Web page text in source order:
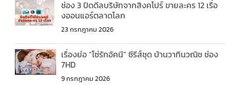
ช่อง 3 ปิดดีลบริษัทจากสิงคโปร์ ขายละคร 12 เรื่อ
งออนแอร์ตลาดโลก
23 กรกฎาคม 2026
เรื่องย่อ “โซ่รักอัคนี” ซีรีส์ชุด บ้านวาทินวณิช ช่อง
7HD
9 กรกฎาคม 2026